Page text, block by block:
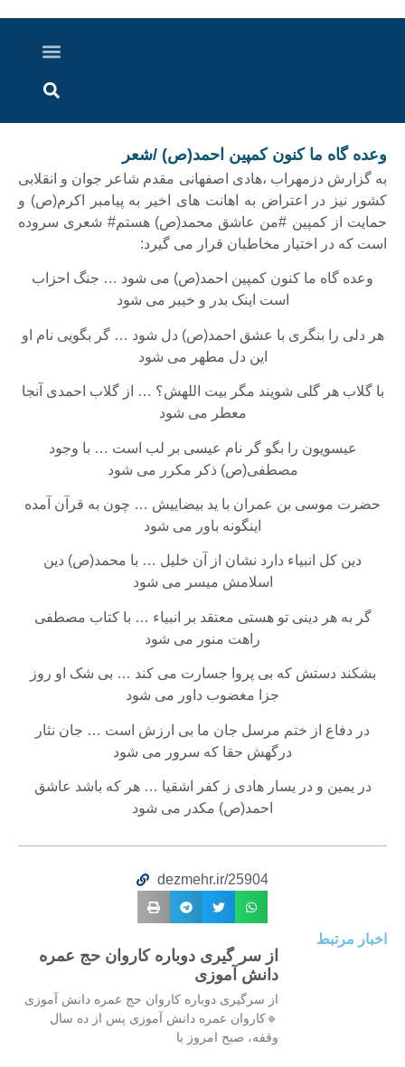
وعده گاه ما کنون کمپین احمد(ص) /شعر
به گزارش دزمهراب ،هادی اصفهانی مقدم شاعر جوان و انقلابی
کشور نیز در اعتراض به اهانت های اخیر به پیامبر اکرم(ص) و
حمایت از کمپین #من عاشق محمد(ص) هستم# شعری سروده
است که در اختیار مخاطبان قرار می گیرد:
وعده گاه ما کنون کمپین احمد(ص) می شود … جنگ احزاب
است اینک بدر و خیبر می شود
هر دلی را بنگری با عشق احمد(ص) دل شود … گر بگویی نام او
این دل مطهر می شود
با گلاب هر گلی شویند مگر بیت اللهش؟ … از گلاب احمدی آنجا
معطر می شود
عیسویون را بگو گر نام عیسی بر لب است … با وجود
مصطفی(ص) ذکر مکرر می شود
حضرت موسی بن عمران با ید بیضاییش … چون به قرآن آمده
اینگونه باور می شود
دین کل انبیاء دارد نشان از آن خلیل … با محمد(ص) دین
اسلامش میسر می شود
گر به هر دینی تو هستی معتقد بر انبیاء … با کتاب مصطفی
راهت منور می شود
بشکند دستش که بی پروا جسارت می کند … بی شک او روز
جزا مغضوب داور می شود
در دفاع از ختم مرسل جان ما بی ارزش است … جان نثار
درگهش حقا که سرور می شود
در یمین و در یسار هادی ز کفر اشقیا … هر که باشد عاشق
احمد(ص) مکدر می شود
dezmehr.ir/25904
اخبار مرتبط
از سر گیری دوباره کاروان حج عمره
دانش آموزی
از سرگیری دوباره کاروان حج عمره دانش آموزی
🔹کاروان عمره دانش آموزی پس از ده سال
وقفه، صبح امروز با